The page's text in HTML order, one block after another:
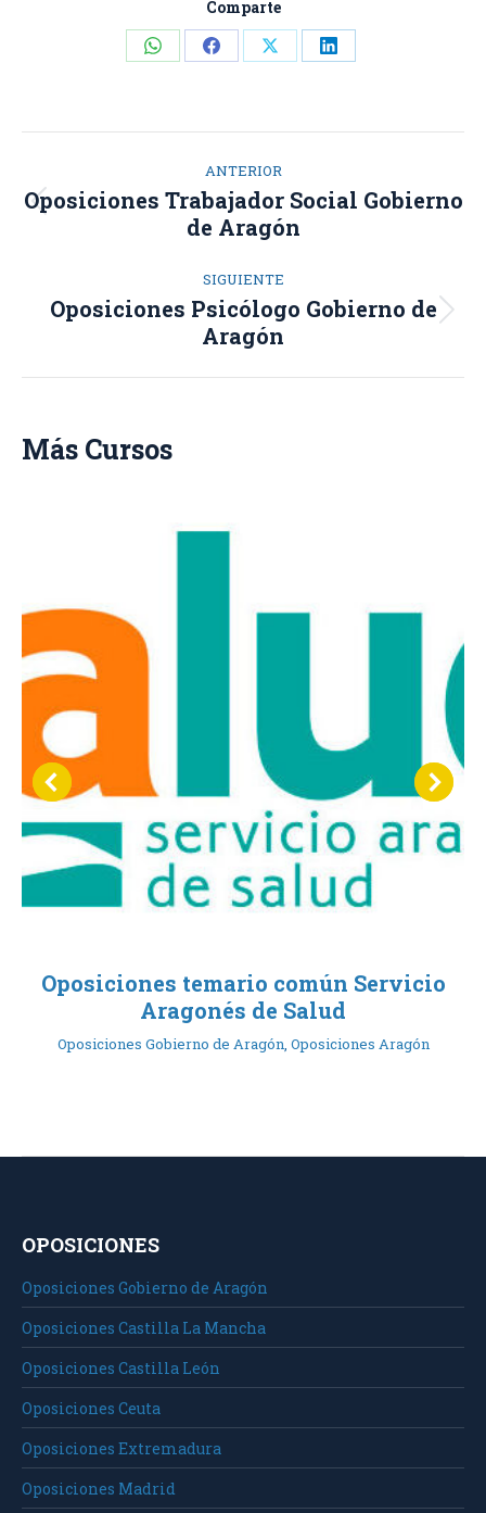
Comparte
Share Share Share Share
Navegación
entre
proyectos
ANTERIOR
Proyecto
anterior
Oposiciones Trabajador Social Gobierno
de Aragón
SIGUIENTE
Proyecto
siguiente
Oposiciones Psicólogo Gobierno de
Aragón
Más Cursos
Oposiciones temario común Servicio
Aragonés de Salud
Oposiciones Gobierno de Aragón, Oposiciones Aragón
OPOSICIONES
Oposiciones Gobierno de Aragón
Oposiciones Castilla La Mancha
Oposiciones Castilla León
Oposiciones Ceuta
Oposiciones Extremadura
Oposiciones Madrid